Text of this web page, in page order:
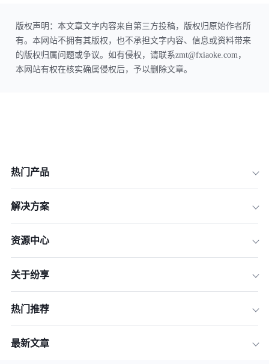
版权声明：本文章文字内容来自第三方投稿，版权归原始作者所
有。本网站不拥有其版权，也不承担文字内容、信息或资料带来
的版权归属问题或争议。如有侵权，请联系zmt@fxiaoke.com，
本网站有权在核实确属侵权后，予以删除文章。
热门产品
解决方案
资源中心
关于纷享
热门推荐
最新文章